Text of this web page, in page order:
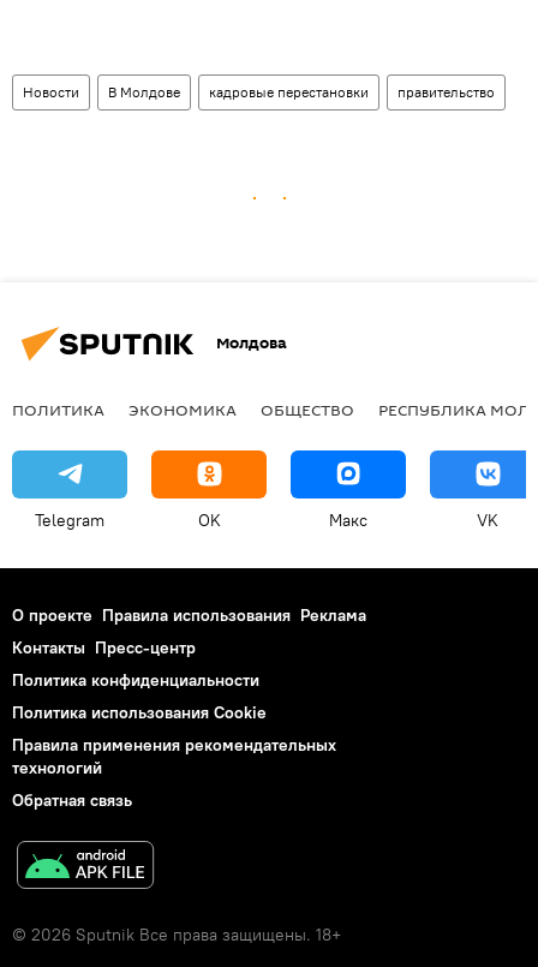
Новости В Молдове кадровые перестановки правительство
Молдова
ПОЛИТИКА ЭКОНОМИКА ОБЩЕСТВО РЕСПУБЛИКА
Telegram OK Макс VK
О проекте Правила использования Реклама
Контакты Пресс-центр
Политика конфиденциальности
Политика использования Cookie
Правила применения рекомендательных
технологий
Обратная связь
© 2026 Sputnik Все права защищены. 18+